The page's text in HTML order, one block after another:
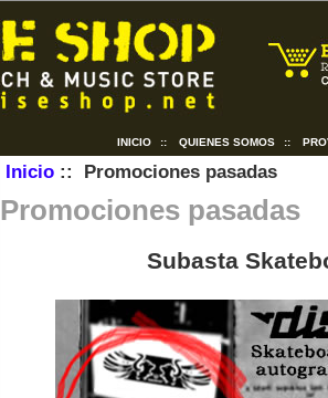
INICIO :: QUIENES SOMOS ::
Inicio:: Promociones pasadas
Promociones pasadas
Subasta